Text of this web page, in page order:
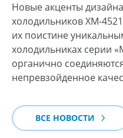
Новые акценты
холодильников ХМ-
их поистине
холодильниках серии
органично
непревзойденное
ВСЕ НОВОСТИ